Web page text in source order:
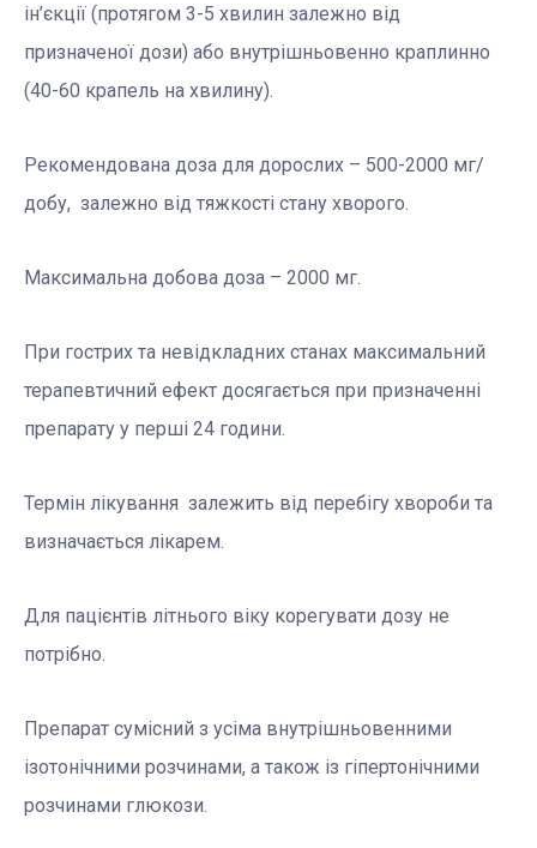
ін’єкції (протягом 3-5 хвилин залежно від
призначеної дози) або внутрішньовенно краплинно
(40-60 крапель на хвилину).
Рекомендована доза для дорослих – 500-2000 мг/
добу, залежно від тяжкості стану хворого.
Максимальна добова доза – 2000 мг.
При гострих та невідкладних станах максимальний
терапевтичний ефект досягається при призначенні
препарату у перші 24 години.
Термін лікування залежить від перебігу хвороби та
визначається лікарем.
Для пацієнтів літнього віку корегувати дозу не
потрібно.
Препарат сумісний з усіма внутрішньовенними
ізотонічними розчинами, а також із гіпертонічними
розчинами глюкози.